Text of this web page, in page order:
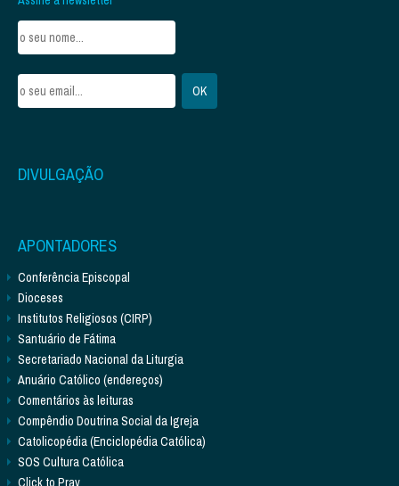
DIVULGAÇÃO
APONTADORES
Conferência Episcopal
Dioceses
Institutos Religiosos (CIRP)
Santuário de Fátima
Secretariado Nacional da Liturgia
Anuário Católico (endereços)
Comentários às leituras
Compêndio Doutrina Social da Igreja
Catolicopédia (Enciclopédia Católica)
SOS Cultura Católica
Click to Pray